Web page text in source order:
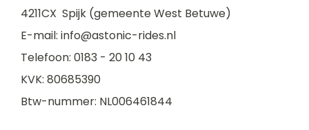
4211CX Spijk (gemeente West Betuwe)
E-mail: info@astonic-rides.nl
Telefoon: 0183 - 20 10 43
KVK: 80685390
Btw-nummer: NL006461844